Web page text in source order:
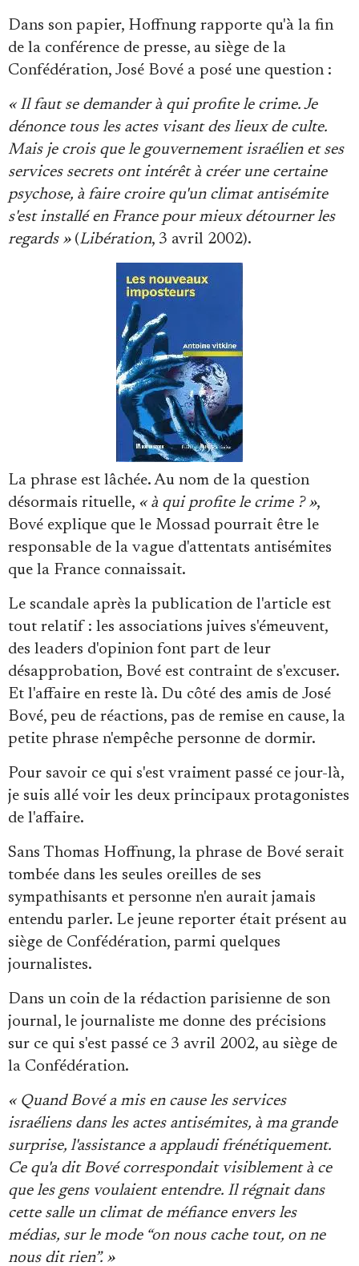
Dans son papier, Hoffnung rapporte qu'à la fin
de la conférence de presse, au siège de la
Confédération, José Bové a posé une question :
« Il faut se demander à qui profite le crime. Je
dénonce tous les actes visant des lieux de culte.
Mais je crois que le gouvernement israélien et ses
services secrets ont intérêt à créer une certaine
psychose, à faire croire qu'un climat antisémite
s'est installé en France pour mieux détourner les
regards »(Libération, 3 avril 2002).
La phrase est lâchée. Au nom de la question
désormais rituelle, « à qui profite le crime ? »,
Bové explique que le Mossad pourrait être le
responsable de la vague d'attentats antisémites
que la France connaissait.
Le scandale après la publication de l'article est
tout relatif : les associations juives s'émeuvent,
des leaders d'opinion font part de leur
désapprobation, Bové est contraint de s'excuser.
Et l'affaire en reste là. Du côté des amis de José
Bové, peu de réactions, pas de remise en cause, la
petite phrase n'empêche personne de dormir.
Pour savoir ce qui s'est vraiment passé ce jour-là,
je suis allé voir les deux principaux protagonistes
de l'affaire.
Sans Thomas Hoffnung, la phrase de Bové serait
tombée dans les seules oreilles de ses
sympathisants et personne n'en aurait jamais
entendu parler. Le jeune reporter était présent au
siège de Confédération, parmi quelques
journalistes.
Dans un coin de la rédaction parisienne de son
journal, le journaliste me donne des précisions
sur ce qui s'est passé ce 3 avril 2002, au siège de
la Confédération.
« Quand Bové a mis en cause les services
israéliens dans les actes antisémites, à ma grande
surprise, l'assistance a applaudi frénétiquement.
Ce qu'a dit Bové correspondait visiblement à ce
que les gens voulaient entendre. Il régnait dans
cette salle un climat de méfiance envers les
médias, sur le mode “on nous cache tout, on ne
nous dit rien”. »